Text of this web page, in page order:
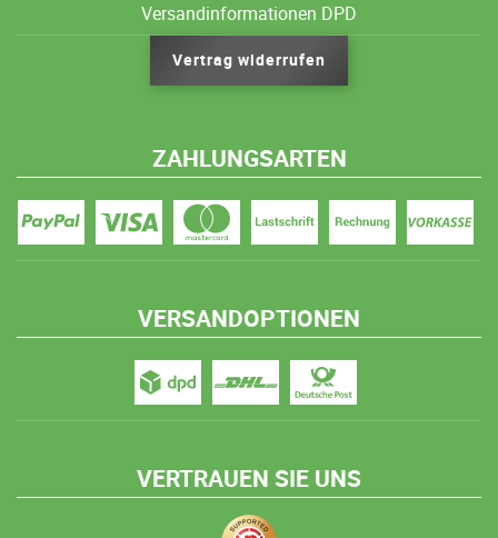
Versandinformationen DPD
Vertrag widerrufen
ZAHLUNGSARTEN
VERSANDOPTIONEN
VERTRAUEN SIE UNS